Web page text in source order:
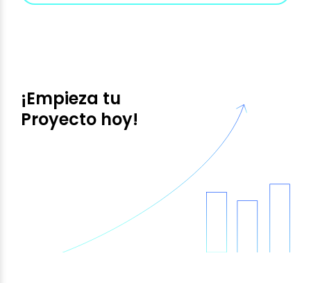
¡Empieza tu
Proyecto hoy!